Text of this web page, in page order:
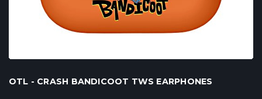
OTL - CRASH BANDICOOT TWS EARPHONES